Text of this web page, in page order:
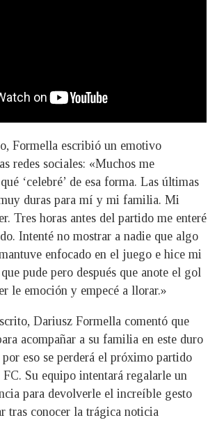
Formella escribió un emotivo
redes sociales: «Muchos me
‘celebré’ de esa forma. Las últimas
duras para mí y mi familia. Mi
Tres horas antes del partido me enteré
Intenté no mostrar a nadie que algo
enfocado en el juego e hice mi
pude pero después que anote el gol
le emoción y empecé a llorar.»
Dariusz Formella comentó que
acompañar a su familia en este duro
eso se perderá el próximo partido
Su equipo intentará regalarle un
para devolverle el increíble gesto
tras conocer la trágica noticia